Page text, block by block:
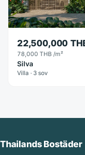
22,500,000
78,000 THB /m²
Silva
Villa · 3 sov
Thailands Bostäder